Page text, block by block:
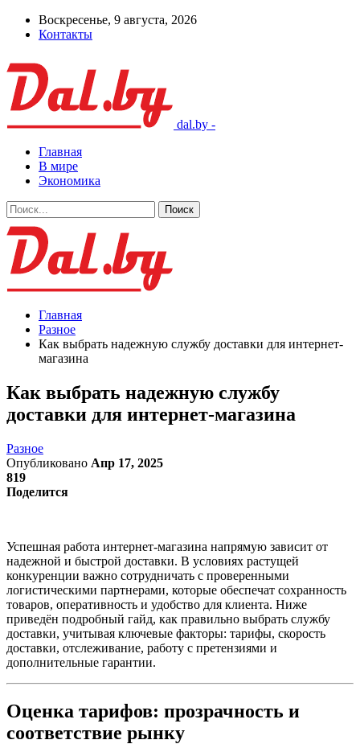
Воскресенье, 9 августа, 2026
Контакты
dal.by -
Главная
В мире
Экономика
Главная
Разное
Как выбрать надежную службу доставки для интернет-
магазина
Как выбрать надежную службу
доставки для интернет-магазина
Разное
Опубликовано Апр 17, 2025
819
Поделится
Успешная работа интернет-магазина напрямую зависит от
надежной и быстрой доставки. В условиях растущей
конкуренции важно сотрудничать с проверенными
логистическими партнерами, которые обеспечат сохранность
товаров, оперативность и удобство для клиента. Ниже
приведён подробный гайд, как правильно выбрать службу
доставки, учитывая ключевые факторы: тарифы, скорость
доставки, отслеживание, работу с претензиями и
дополнительные гарантии.
Оценка тарифов: прозрачность и
соответствие рынку